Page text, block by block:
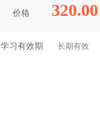
价格 320.00
学习有效期 长期有效